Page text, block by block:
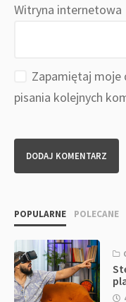
Witryna internetowa
Zapamiętaj moje
pisania kolejnych
POPULARNE POLECANE